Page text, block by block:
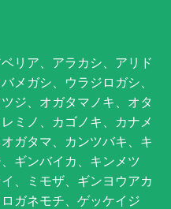
リア、アラカシ、アリド
メガシ、ウラジロガシ、
ジ、オガタマノキ、オタ
ミノ、カゴノキ、カナメ
ガタマ、カンツバキ、キ
ギンバイカ、キンメツ
、ミモザ、ギンヨウアカ
ガネモチ、ゲッケイジ